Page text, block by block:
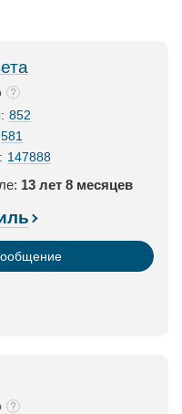
852
581
147888
13 лет 8 месяцев